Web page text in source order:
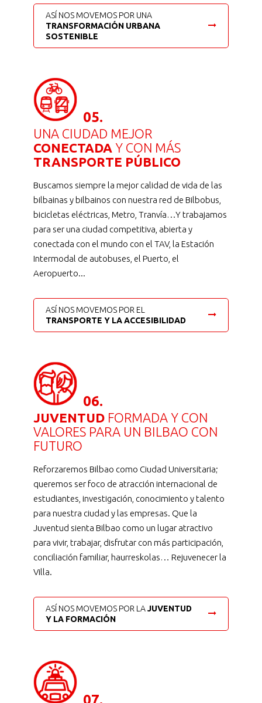
ASÍ NOS MOVEMOS POR UNA
TRANSFORMACIÓN URBANA
SOSTENIBLE
05.
UNA CIUDAD MEJOR
CONECTADAY CON MÁS
TRANSPORTE PÚBLICO
Buscamos siempre la mejor calidad de vida de las
bilbainas y bilbainos con nuestra red de Bilbobus,
bicicletas eléctricas, Metro, Tranvía…Y trabajamos
para ser una ciudad competitiva, abierta y
conectada con el mundo con el TAV, la Estación
Intermodal de autobuses, el Puerto, el
Aeropuerto...
ASÍ NOS MOVEMOS POR EL
TRANSPORTE Y LA ACCESIBILIDAD
06.
JUVENTUDFORMADA Y CON
VALORES PARA UN BILBAO CON
FUTURO
Reforzaremos Bilbao como Ciudad Universitaria;
queremos ser foco de atracción internacional de
estudiantes, investigación, conocimiento y talento
para nuestra ciudad y las empresas. Que la
Juventud sienta Bilbao como un lugar atractivo
para vivir, trabajar, disfrutar con más participación,
conciliación familiar, haurreskolas… Rejuvenecer la
Villa.
ASÍ NOS MOVEMOS POR LAJUVENTUD
Y LA FORMACIÓN